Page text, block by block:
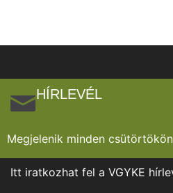
HÍRLEVÉL
Megjelenik minden csütörtökön
Itt iratkozhat fel a VGYKE